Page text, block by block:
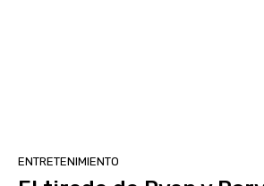
ENTRETENIMIENTO